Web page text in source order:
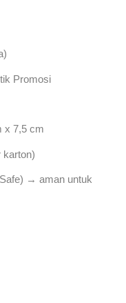
Promosi
x 7,5 cm
karton)
→ aman untuk